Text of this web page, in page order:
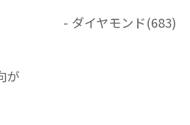
が
ダイヤモンド(683)